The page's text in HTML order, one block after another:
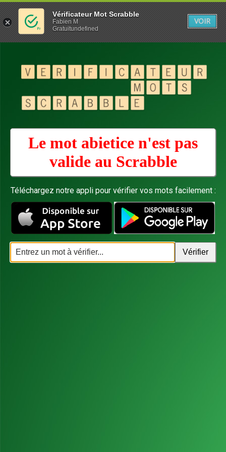
Le mot abietice n'est pas
valide au Scrabble
Téléchargez notre appli pour vérifier vos mots facilement :
Vérificateur Mot Scrabble
Fabien M
Gratuitundefined
VOIR